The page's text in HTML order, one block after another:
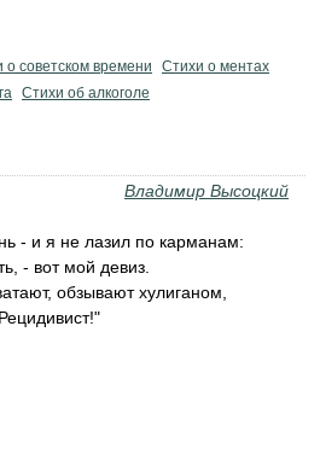
о советском времени
Стихи о ментах
Стихи об алкоголе
Владимир Высоцкий
- и я не лазил по карманам:
- вот мой девиз.
обзывают хулиганом,